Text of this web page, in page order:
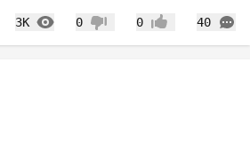
40
التعليقات إعجاب0 عدم إعجاب
0
3K
المشاهدات